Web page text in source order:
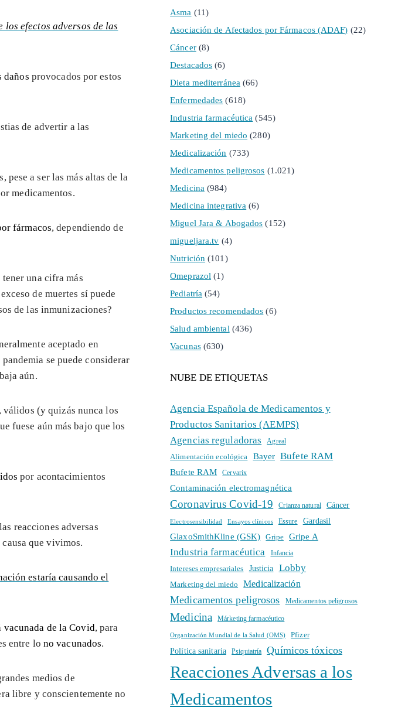
efectos adversos de las
daños provocados por estos
de advertir a las
pese a ser las más altas de la
medicamentos.
fármacos, dependiendo de
una cifra más
de muertes sí puede
de las inmunizaciones?
aceptado en
pandemia se puede considerar
aún.
válidos (y quizás nunca los
fuese aún más bajo que los
por acontacimientos
reacciones adversas
que vivimos.
estaría causando el
vacunada de la Covid, para
entre lo no vacunados.
medios de
libre y conscientemente no
Asma (11)
Asociación de Afectados por Fármacos (ADAF) (22)
Cáncer(8)
Destacados (6)
Dieta mediterránea (66)
Enfermedades (618)
Industria farmacéutica (545)
Marketing del miedo (280)
Medicalización (733)
Medicamentos peligrosos (1.021)
Medicina (984)
Medicina integrativa (6)
Miguel Jara & Abogados (152)
migueljara.tv (4)
Nutrición (101)
Omeprazol (1)
Pediatría (54)
Productos recomendados (6)
Salud ambiental (436)
Vacunas(630)
NUBE DE ETIQUETAS
Agencia Española de Medicamentos y
Productos Sanitarios (AEMPS)
Agencias reguladoras
Agreal
Alimentación ecológica Bayer Bufete RAM
Bufete RAM Cervarix
Contaminación electromagnética
Coronavirus Covid-19 Crianza natural Cáncer
Electrosensibilidad Ensayos clínicos Essure Gardasil
GlaxoSmithKline (GSK) Gripe Gripe A
Industria farmacéutica Infancia
Intereses empresariales Justicia Lobby
Marketing del miedo Medicalización
Medicamentos peligrosos Medicamentos peligrosos
Medicina Márketing farmacéutico
Organización Mundial de la Salud (OMS) Pfizer
Política sanitaria Psiquiatría Químicos tóxicos
Reacciones Adversas a los
Medicamentos